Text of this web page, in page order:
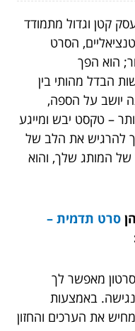
קטן וגדול מתמודד
הסרט
הוא הפך
הבדל מהותי בין
יושב על הספה,
– טקסט יבש ומייגע
להרגיש את הלב של
המותג שלך, והוא
סרט תדמית –
מאפשר לך
באמצעות
את הערכים והחזון